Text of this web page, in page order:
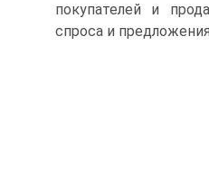
покупателей и
спроса и